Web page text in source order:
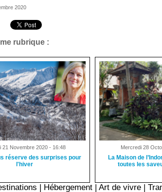
2020
rubrique :
21 Novembre 2020 - 16:48
réserve des surprises pour
l'hiver
Mercredi 28
La Maison de
toutes les
| Hébergement |Art de vivre |